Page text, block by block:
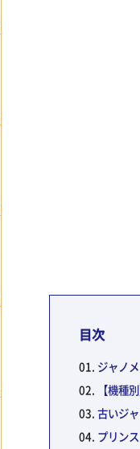
目次
ジャノ
【機種
古いジ
プリン